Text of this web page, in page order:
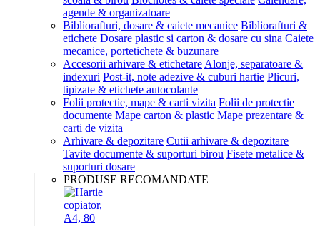
agende & organizatoare
Bibliorafturi, dosare & caiete mecanice Bibliorafturi &
etichete Dosare plastic si carton & dosare cu sina Caiete
mecanice, portetichete & buzunare
Accesorii arhivare & etichetare Alonje, separatoare &
indexuri Post-it, note adezive & cuburi hartie Plicuri,
tipizate & etichete autocolante
Folii protectie, mape & carti vizita Folii de protectie
documente Mape carton & plastic Mape prezentare &
carti de vizita
Arhivare & depozitare Cutii arhivare & depozitare
Tavite documente & suporturi birou Fisete metalice &
suporturi dosare
PRODUSE RECOMANDATE